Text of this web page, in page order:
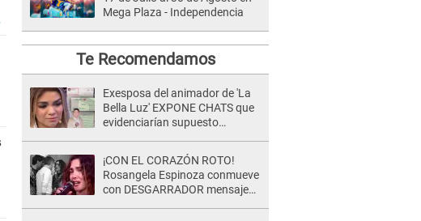
Mega Plaza - Independencia
Te Recomendamos
Exesposa del animador de 'La
Bella Luz' EXPONE CHATS que
evidenciarían supuesto
Saldaña, pese a tener pareja
¡CON EL CORAZÓN ROTO!
Rosangela Espinoza conmueve
con DESGARRADOR mensaje